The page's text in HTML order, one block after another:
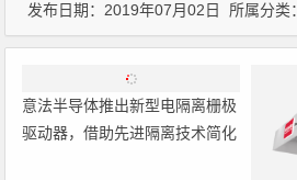
发布日期：2019年07月02日 所属分类
意法半导体推出新型电隔离栅极
驱动器，借助先进隔离技术简化